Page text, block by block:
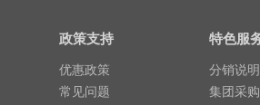
政策支持
优惠政策
常见问题
特色服
分销说明
集团采购